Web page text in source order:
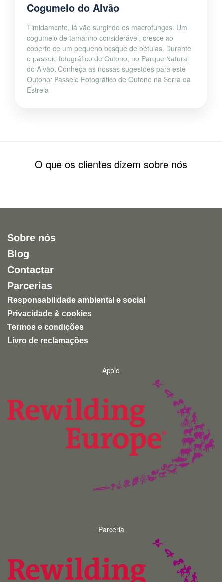
Cogumelo do Alvão
Timidamente, lá vão surgindo os macrofungos. Um
cogumelo de tamanho considerável, cresce ao
coberto de um pequeno bosque de bétulas. Durante
o passeio fotográfico de Outono, no Parque Natural
do Alvão. Conheça as nossas sugestões para este
Outono: Passeio Fotográfico de Outono na Serra da
Estrela
O que os clientes dizem sobre nós
Sobre nós
Blog
Contactar
Parcerias
Responsabilidade ambiental e social
Privacidade & cookies
Termos e condições
Livro de reclamações
Apoio
Parceria